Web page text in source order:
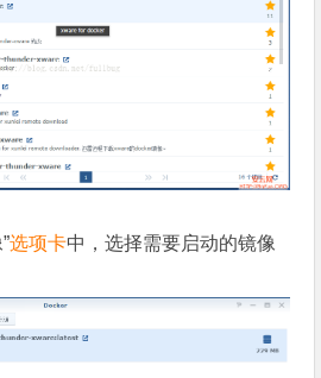
选项卡中，选择需要启动的镜像